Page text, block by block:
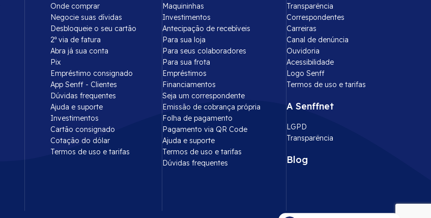
Onde comprar
Negocie suas dívidas
Desbloqueie o seu cartão
2ª via de fatura
Abra já sua conta
Pix
Empréstimo consignado
App Senff - Clientes
Dúvidas frequentes
Ajuda e suporte
Investimentos
Cartão consignado
Cotação do dólar
Termos de uso e tarifas
Maquininhas
Investimentos
Antecipação de recebíveis
Para sua loja
Para seus colaboradores
Para sua frota
Empréstimos
Financiamentos
Seja um correspondente
Emissão de cobrança própria
Folha de pagamento
Pagamento via QR Code
Ajuda e suporte
Termos de uso e tarifas
Dúvidas frequentes
Transparência
Correspondentes
Carreiras
Canal de denúncia
Ouvidoria
Acessibilidade
Logo Senff
Termos de uso e tarifas
A Senffnet
LGPD
Transparência
Blog